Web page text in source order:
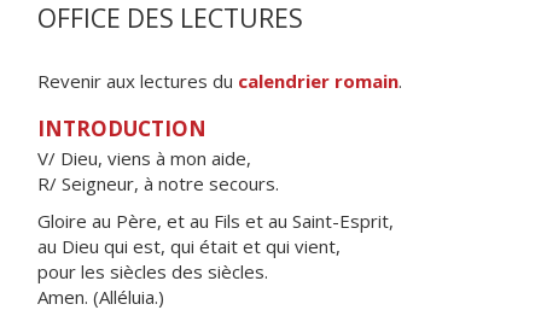
OFFICE DES LECTURES
Revenir aux lectures du calendrier romain.
INTRODUCTION
V/ Dieu, viens à mon aide,
R/ Seigneur, à notre secours.
Gloire au Père, et au Fils et au Saint-Esprit,
au Dieu qui est, qui était et qui vient,
pour les siècles des siècles.
Amen. (Alléluia.)